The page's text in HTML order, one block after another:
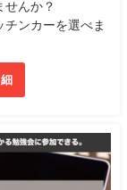
せんか？
チンカーを選べま